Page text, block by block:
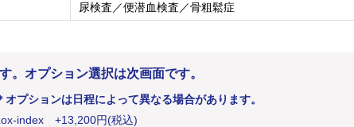
尿検査／便潜血検査／骨粗鬆症
。オプション選択は次画面です。
オプションは日程によって異なる場合があります。
index +13,200円(税込)